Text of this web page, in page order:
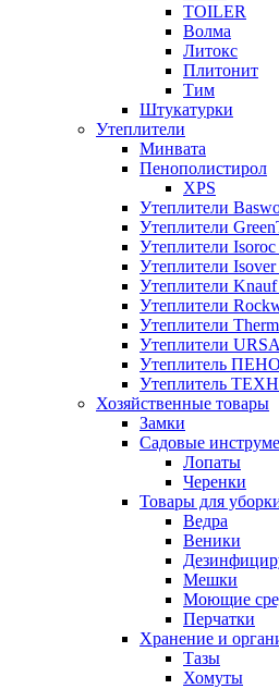
TOILER
Волма
Литокс
Плитонит
Тим
Штукатурки
Утеплители
Минвата
Пенополистирол
XPS
Утеплители
Утеплители
Утеплители
Утеплители
Утеплители
Утеплители
Утеплители
Утеплители URSA
Утеплитель
Утеплитель
Хозяйственные товары
Замки
Садовые
Лопаты
Черенки
Товары для
Ведра
Веники
Мешки
Моющие
Перчатки
Хранение и
Тазы
Хомуты